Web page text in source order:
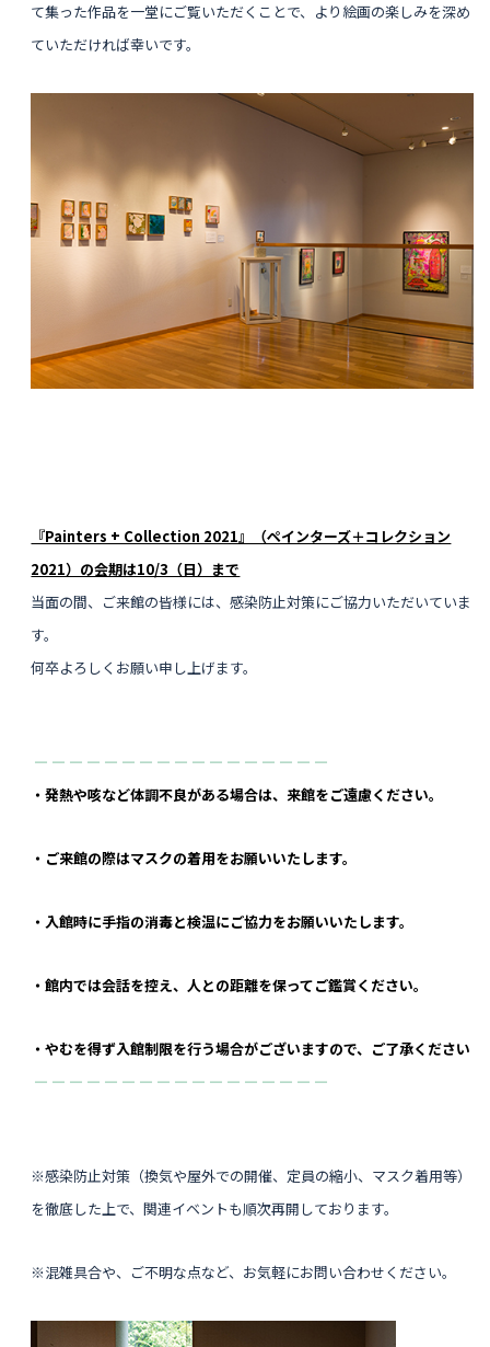
て集った作品を一堂にご覧いただくことで、より絵画の楽しみを深め
ていただければ幸いです。
『Painters + Collection 2021』（ペインターズ＋コレクション
2021）の会期は10/3（日）まで
当面の間、ご来館の皆様には、感染防止対策にご協力いただいていま
す。
何卒よろしくお願い申し上げます。
― ― ― ― ― ― ― ― ― ― ― ― ― ― ― ― ―
・発熱や咳など体調不良がある場合は、来館をご遠慮ください。
・ご来館の際はマスクの着用をお願いいたします。
・入館時に手指の消毒と検温にご協力をお願いいたします。
・館内では会話を控え、人との距離を保ってご鑑賞ください。
・やむを得ず入館制限を行う場合がございますので、ご了承ください
― ― ― ― ― ― ― ― ― ― ― ― ― ― ― ― ―
※感染防止対策（換気や屋外での開催、定員の縮小、マスク着用等）
を徹底した上で、関連イベントも順次再開しております。
※混雑具合や、ご不明な点など、お気軽にお問い合わせください。